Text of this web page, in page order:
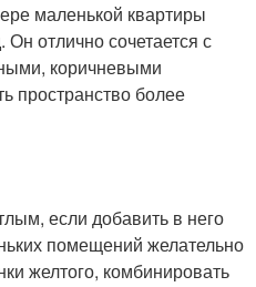
маленькой квартиры
отлично сочетается с
коричневыми
пространство более
если добавить в него
помещений желательно
желтого, комбинировать